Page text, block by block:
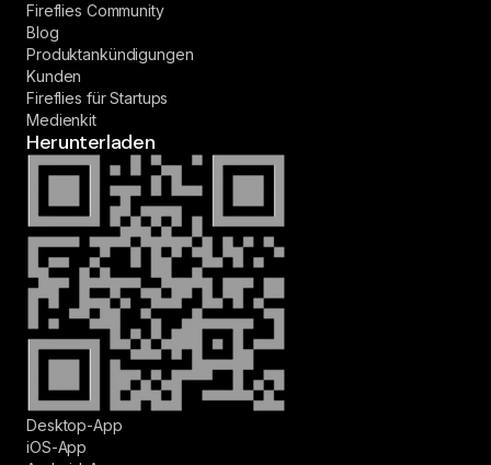
Fireflies Community
Blog
Produktankündigungen
Kunden
Fireflies für Startups
Medienkit
Herunterladen
Desktop-App
iOS-App